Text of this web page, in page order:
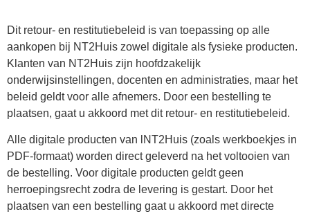
Dit retour- en restitutiebeleid is van toepassing op alle
aankopen bij NT2Huis zowel digitale als fysieke producten.
Klanten van NT2Huis zijn hoofdzakelijk
onderwijsinstellingen, docenten en administraties, maar het
beleid geldt voor alle afnemers. Door een bestelling te
plaatsen, gaat u akkoord met dit retour- en restitutiebeleid.
Alle digitale producten van lNT2Huis (zoals werkboekjes in
PDF-formaat) worden direct geleverd na het voltooien van
de bestelling. Voor digitale producten geldt geen
herroepingsrecht zodra de levering is gestart. Door het
plaatsen van een bestelling gaat u akkoord met directe